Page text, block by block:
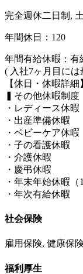
完全週休二日制,
年間休日：120
年間有給休暇：有
( 入社7ヶ月目には
【休日・休暇詳細
▍その他休暇制度
・レディース休暇
・出産準備休暇
・ベビーケア休暇
・子の看護休暇
・介護休暇
・慶弔休暇
・年末年始休暇（
・年次有給休暇
社会保険
雇用保険, 健康保
福利厚生